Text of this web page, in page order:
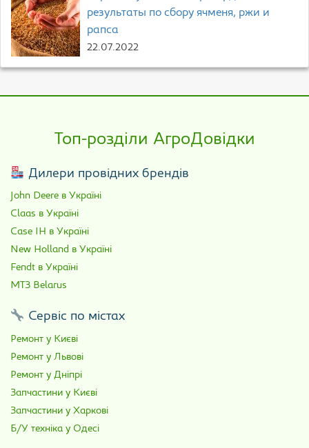
результаты по сбору ячменя, ржи и
рапса
22.07.2022
Топ-розділи АгроДовідки
Дилери провідних брендів
John Deere в Україні
Claas в Україні
Case IH в Україні
New Holland в Україні
Fendt в Україні
МТЗ Belarus
Сервіс по містах
Ремонт у Києві
Ремонт у Львові
Ремонт у Дніпрі
Запчастини у Києві
Запчастини у Харкові
Б/У техніка у Одесі